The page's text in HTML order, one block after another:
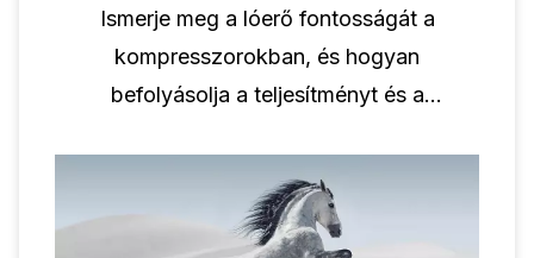
Ismerje meg a lóerő fontosságát a
kompresszorokban, és hogyan
befolyásolja a teljesítményt és a